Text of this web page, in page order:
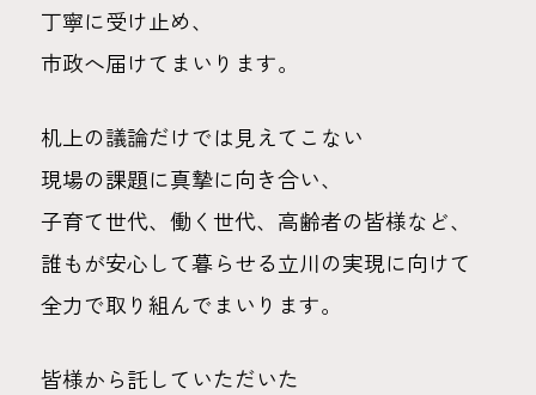
丁寧に受け止め、
市政へ届けてまいります。
机上の議論だけでは見えてこない
現場の課題に真摯に向き合い、
子育て世代、働く世代、高齢者の皆様など、
誰もが安心して暮らせる立川の実現に向けて
全力で取り組んでまいります。
皆様から託していただいた